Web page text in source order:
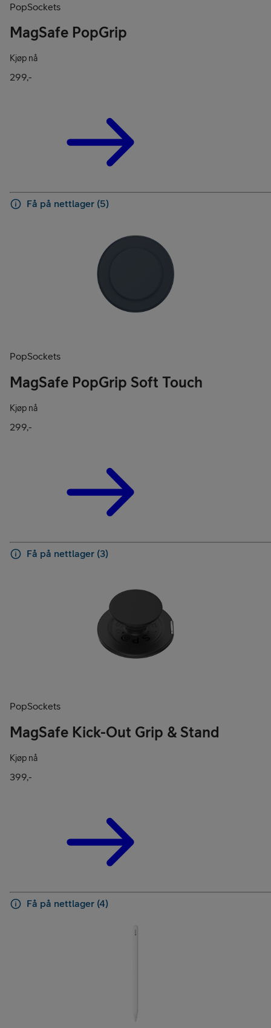
PopSockets
MagSafe PopGrip
Kjøp nå
299,-
Få på nettlager (5)
PopSockets
MagSafe PopGrip Soft Touch
Kjøp nå
299,-
Få på nettlager (3)
PopSockets
MagSafe Kick-Out Grip & Stand
Kjøp nå
399,-
Få på nettlager (4)